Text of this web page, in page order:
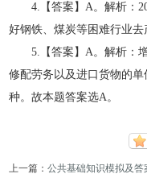
4.【答案】A。解析：
好钢铁、煤炭等困难行业去
5.【答案】A。解析：
修配劳务以及进口货物的
种。故本题答案选A。
上一篇：公共基础知识模拟及答